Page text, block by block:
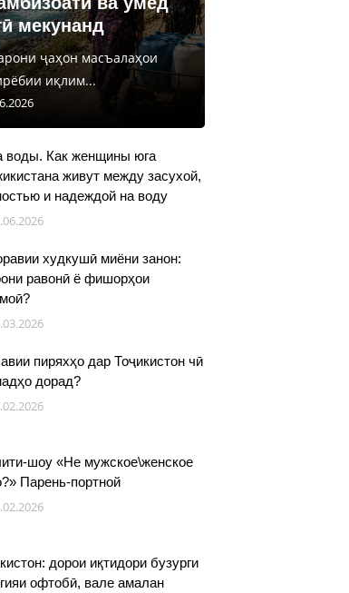
мекунанд
ҷаҳон масъалаҳои
иқлим...
воды. Как женщины юга
живут между засухой,
и надеждой на воду
худкушӣ миёни занон:
равонӣ ё фишорҳои
пиряхҳо дар Тоҷикистон чӣ
дорад?
шоу «Не мужское\женское
Парень-портной
дорои иқтидори бузурги
офтобӣ, вале амалан